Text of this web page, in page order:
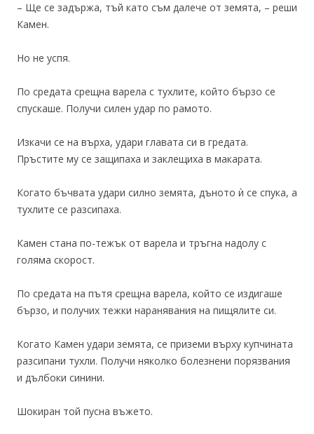
– Ще се задържа, тъй като съм далече от земята, – реши
Камен.
Но не успя.
По средата срещна варела с тухлите, който бързо се
спускаше. Получи силен удар по рамото.
Изкачи се на върха, удари главата си в гредата.
Пръстите му се защипаха и заклещиха в макарата.
Когато бъчвата удари силно земята, дъното ѝ се спука, а
тухлите се разсипаха.
Камен стана по-тежък от варела и тръгна надолу с
голяма скорост.
По средата на пътя срещна варела, който се издигаше
бързо, и получих тежки наранявания на пищялите си.
Когато Камен удари земята, се приземи върху купчината
разсипани тухли. Получи няколко болезнени порязвания
и дълбоки синини.
Шокиран той пусна въжето.